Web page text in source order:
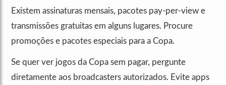
Existem assinaturas mensais, pacotes pay-per-view e
transmissões gratuitas em alguns lugares. Procure
promoções e pacotes especiais para a Copa.
Se quer ver jogos da Copa sem pagar, pergunte
diretamente aos broadcasters autorizados. Evite apps